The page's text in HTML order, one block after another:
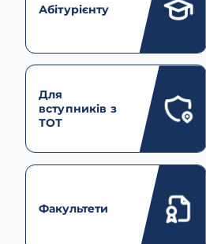
Абітурієнту
Для
вступників з
ТОТ
Факультети